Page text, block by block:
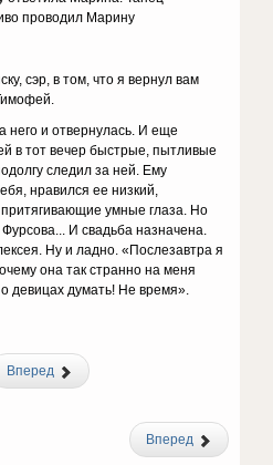
проводил Марину
сэр, в том, что я вернул вам
него и отвернулась. И еще
в тот вечер быстрые, пытливые
следил за ней. Ему
нравился ее низкий,
притягивающие умные глаза. Но
И свадьба назначена.
Ну и ладно. «Послезавтра я
она так странно на меня
девицах думать! Не время».
Вперед
Вперед